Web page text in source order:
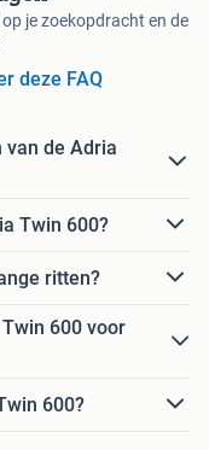
je zoekopdracht en de
deze FAQ
van de Adria
Twin 600?
ritten?
600 voor
600?